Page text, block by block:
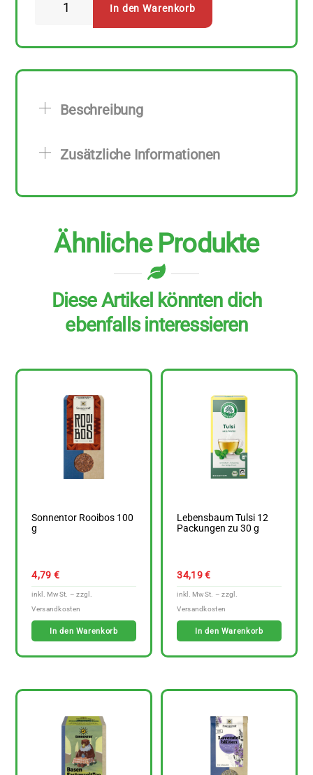
Stück
In den Warenkorb
Beschreibung
Zusätzliche Informationen
Ähnliche Produkte
Diese Artikel könnten dich
ebenfalls interessieren
Sonnentor Rooibos 100
g
4,79 €
In den Warenkorb
Lebensbaum Tulsi 12
Packungen zu 30 g
34,19€
In den Warenkorb